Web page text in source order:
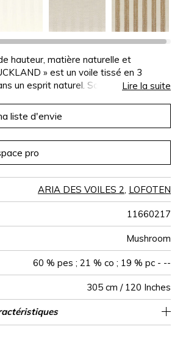
hauteur, matière naturelle et
» est un voile tissé en 3
un esprit naturel. Son aspect lin
moelleux et relief, tout en
légèreté. Son tombé souple et
Décliné en 4 coloris naturels, il se
par le moka, une teinte profonde et
la palette des neutres
Lire la suite
liste d'envie
pro
ARIA DES VOILES 2, LOFOTEN
11660217
Mushroom
60 % pes ; 21 % co ; 19 % pc - --
305 cm / 120 Inches
<1%
Raccord libre
De haut
160
Turquie
9 cm / 4 Inches
1 cm / 0 Inches